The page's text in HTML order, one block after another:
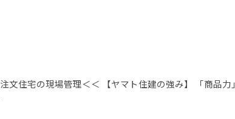
住宅の現場管理＜＜ 【ヤマト住建の強み】 「商品力」